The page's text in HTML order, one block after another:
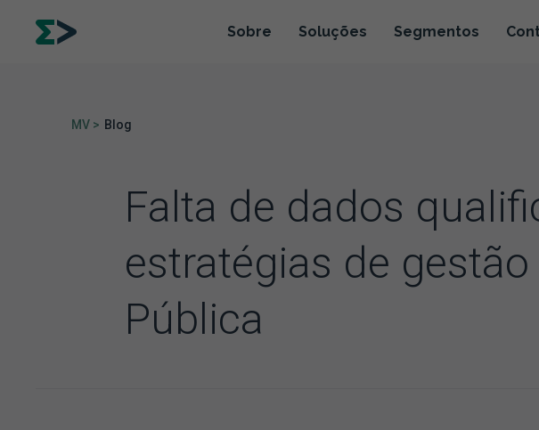
Sobre Soluções Segmentos
MV > Blog
Falta de dados
estratégias de
Pública